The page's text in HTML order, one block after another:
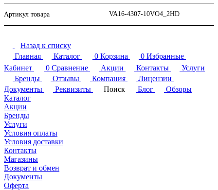
Артикул товара VA16-4307-10VO4_2HD
Назад к списку
Главная
Каталог 0 Корзина 0 Избранные
Кабинет
0 Сравнение Акции Контакты
Услуги
Бренды
Отзывы Компания
Лицензии
Документы
Реквизиты Поиск Блог
Обзоры
Каталог
Акции
Бренды
Услуги
Условия оплаты
Условия доставки
Контакты
Магазины
Возврат и обмен
Документы
Оферта